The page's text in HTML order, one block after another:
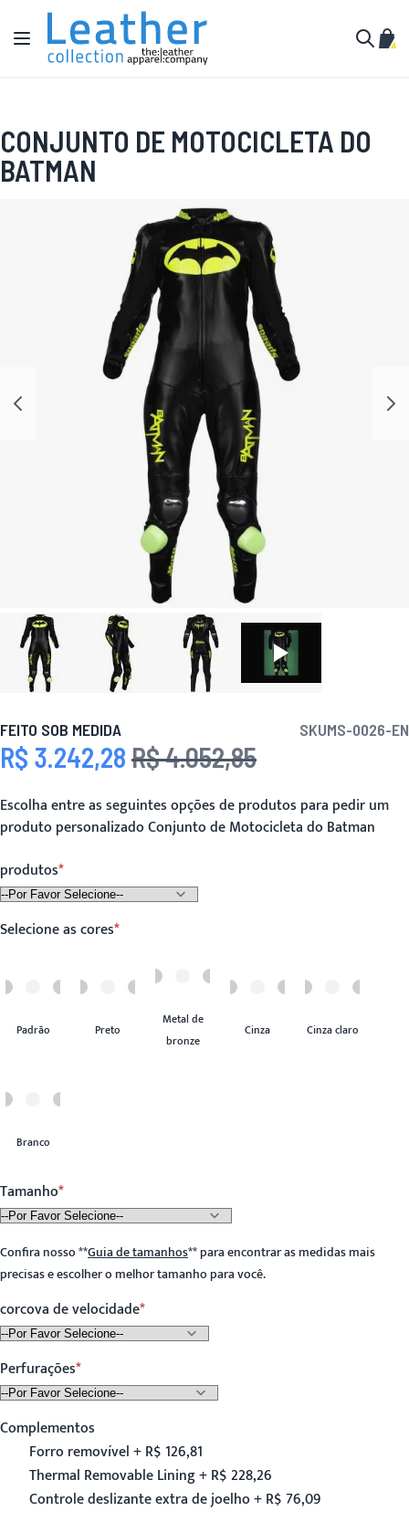
Pular para o conteúdo
Alternar Nav
CONJUNTO DE MOTOCICLETA DO
BATMAN
FEITO SOB MEDIDA SKUMS-0026-EN
Preço Especial
R$ 3.242,28 Preço
R$ 4.052,85
Escolha entre as seguintes opções de produtos para pedir um
produto personalizado Conjunto de Motocicleta do Batman
produtos
Selecione as cores
Padrão Preto
Metal de
bronze
Cinza Cinza claro
Branco
Tamanho
Confira nosso**Guia de tamanhos**para encontrar as medidas mais
precisas e escolher o melhor tamanho para você.
corcova de velocidade
Perfurações
Complementos
Forro removível + R$ 126,81
Thermal Removable Lining + R$ 228,26
Controle deslizante extra de joelho + R$ 76,09